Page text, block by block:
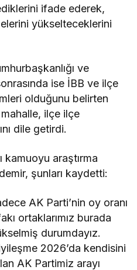
ifade ederek,
yükselteceklerini
ve
ise İBB ve ilçe
olduğunu belirten
ilçe ilçe
dile getirdi.
kamuoyu araştırma
şunları kaydetti:
AK Parti’nin oy oranı
ortaklarımız burada
durumdayız.
2026’da kendisini
AK Partimiz arayı